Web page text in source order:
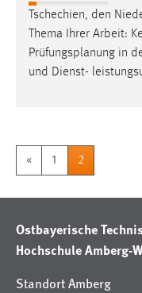
Tschechien, den
Thema Ihrer Arbeit:
Prüfungsplanung in
und Dienst-
« 1 2
Ostbayerische
Hochschule Amberg-
Standort Amberg